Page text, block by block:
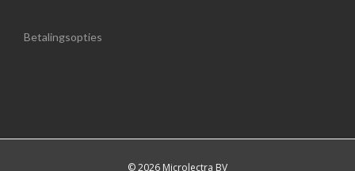
Betalingsopties
© 2026 Microlectra BV